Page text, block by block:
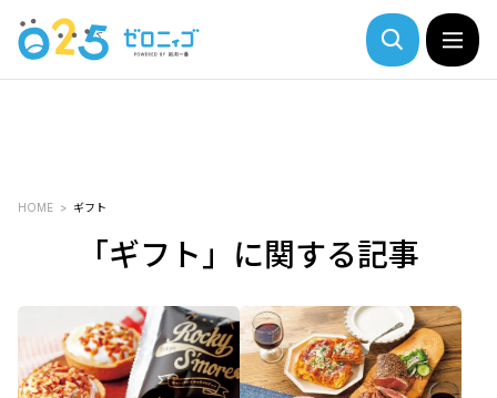
HOME ギフト
「ギフト」に関する記事